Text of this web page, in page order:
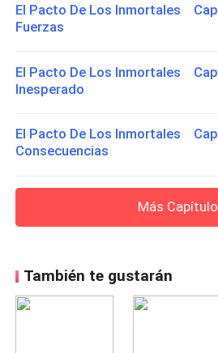
El Pacto De Los Inmortales
Fuerzas
El Pacto De Los Inmortales
Inesperado
El Pacto De Los Inmortales
Consecuencias
Más
También te gustarán